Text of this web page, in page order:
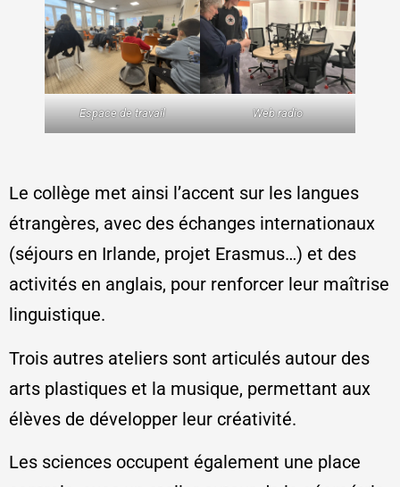
Espace de travail Web radio
Le collège met ainsi l’accent sur les langues
étrangères, avec des échanges internationaux
(séjours en Irlande, projet Erasmus…) et des
activités en anglais, pour renforcer leur maîtrise
linguistique.
Trois autres ateliers sont articulés autour des
arts plastiques et la musique, permettant aux
élèves de développer leur créativité.
Les sciences occupent également une place